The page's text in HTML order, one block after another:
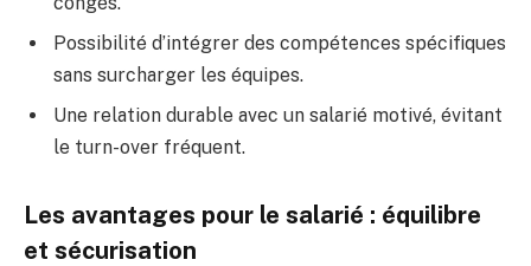
Possibilité d’intégrer des compétences spécifiques
sans surcharger les équipes.
Une relation durable avec un salarié motivé, évitant
le turn-over fréquent.
Les avantages pour le salarié : équilibre
et sécurisation